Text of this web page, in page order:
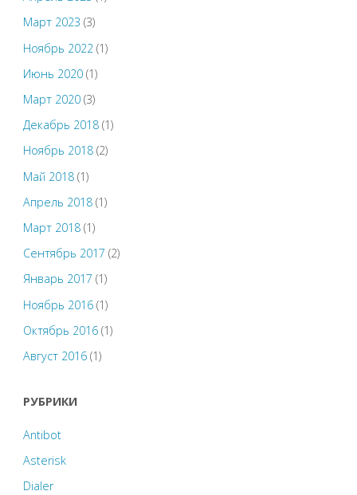
Март 2023 (3)
Ноябрь 2022 (1)
Июнь 2020(1)
Март 2020(3)
Декабрь 2018(1)
Ноябрь 2018(2)
Май 2018(1)
Апрель 2018(1)
Март 2018(1)
Сентябрь 2017 (2)
Январь 2017 (1)
Ноябрь 2016(1)
Октябрь 2016(1)
Август 2016(1)
РУБРИКИ
Antibot
Asterisk
Dialer